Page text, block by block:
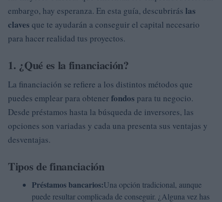
embargo, hay esperanza. En esta guía, descubrirás las
claves que te ayudarán a conseguir el capital necesario
para hacer realidad tus proyectos.
1. ¿Qué es la financiación?
La financiación se refiere a los distintos métodos que
puedes emplear para obtenerfondos para tu negocio.
Desde préstamos hasta la búsqueda de inversores, las
opciones son variadas y cada una presenta sus ventajas y
desventajas.
Tipos de financiación
Préstamos bancarios:Una opción tradicional, aunque
puede resultar complicada de conseguir. ¿Alguna vez has